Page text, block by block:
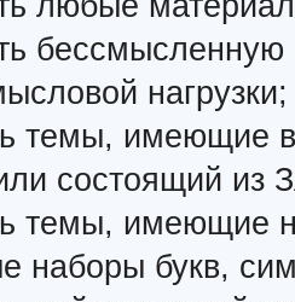
нагрузки;
темы, имеющие
состоящий из
темы, имеющие
наборы букв,